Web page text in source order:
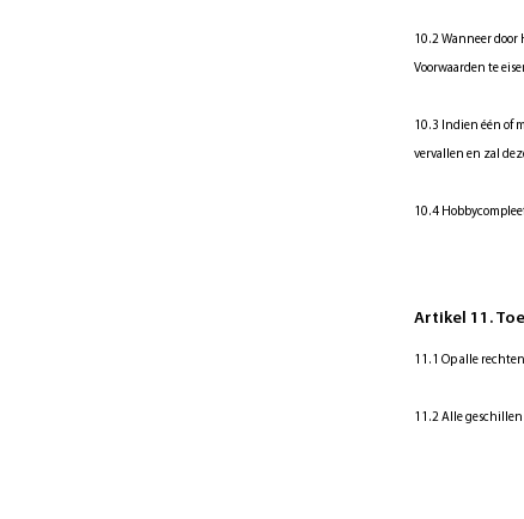
10.2 Wanneer
Voorwaarden te
10.3 Indien één of
vervallen en zal
10.4
Artikel 11.
11.1 Op alle
11.2 Alle